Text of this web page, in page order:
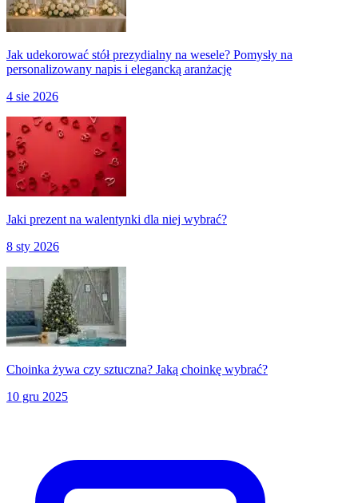
Jak udekorować stół prezydialny na wesele? Pomysły na
personalizowany napis i elegancką aranżację
4 sie 2026
Jaki prezent na walentynki dla niej wybrać?
8 sty 2026
Choinka żywa czy sztuczna? Jaką choinkę wybrać?
10 gru 2025